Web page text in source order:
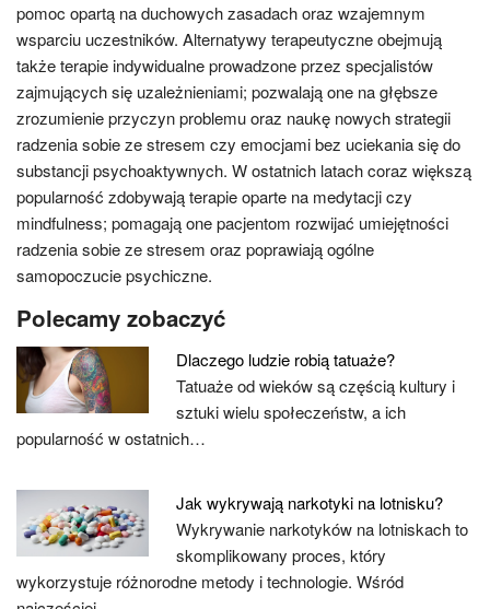
pomoc opartą na duchowych zasadach oraz wzajemnym
wsparciu uczestników. Alternatywy terapeutyczne obejmują
także terapie indywidualne prowadzone przez specjalistów
zajmujących się uzależnieniami; pozwalają one na głębsze
zrozumienie przyczyn problemu oraz naukę nowych strategii
radzenia sobie ze stresem czy emocjami bez uciekania się do
substancji psychoaktywnych. W ostatnich latach coraz większą
popularność zdobywają terapie oparte na medytacji czy
mindfulness; pomagają one pacjentom rozwijać umiejętności
radzenia sobie ze stresem oraz poprawiają ogólne
samopoczucie psychiczne.
Polecamy zobaczyć
Dlaczego ludzie robią tatuaże?
Tatuaże od wieków są częścią kultury i
sztuki wielu społeczeństw, a ich
popularność w ostatnich…
Jak wykrywają narkotyki na lotnisku?
Wykrywanie narkotyków na lotniskach to
skomplikowany proces, który
wykorzystuje różnorodne metody i technologie. Wśród